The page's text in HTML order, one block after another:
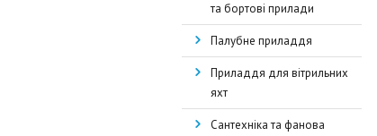
та бортові прилади
Палубне приладдя
Приладдя для вітрильних
яхт
Сантехніка та фанова